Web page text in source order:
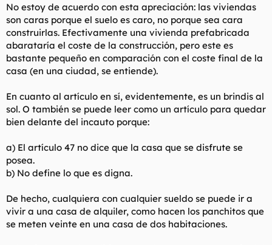
No estoy de acuerdo con esta apreciación: las viviendas
son caras porque el suelo es caro, no porque sea cara
construirlas. Efectivamente una vivienda prefabricada
abarataría el coste de la construcción, pero este es
bastante pequeño en comparación con el coste final de la
casa (en una ciudad, se entiende).
En cuanto al artículo en sí, evidentemente, es un brindis al
sol. O también se puede leer como un artículo para quedar
bien delante del incauto porque:
a) El artículo 47 no dice que la casa que se disfrute se
posea.
b) No define lo que es digna.
De hecho, cualquiera con cualquier sueldo se puede ir a
vivir a una casa de alquiler, como hacen los panchitos que
se meten veinte en una casa de dos habitaciones.